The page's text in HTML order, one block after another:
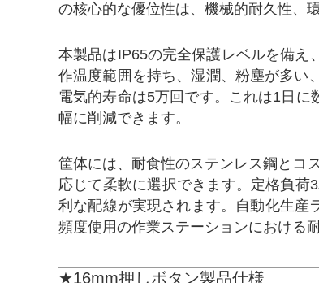
の核心的な優位性は、機械的耐久性、
本製品はIP65の完全保護レベルを備
作温度範囲を持ち、湿潤、粉塵が多い
電気的寿命は5万回です。これは1日
幅に削減できます。
筐体には、耐食性のステンレス鋼とコ
応じて柔軟に選択できます。定格負荷
利な配線が実現されます。自動化生産
頻度使用の作業ステーションにおける
★16mm押しボタン製品仕様